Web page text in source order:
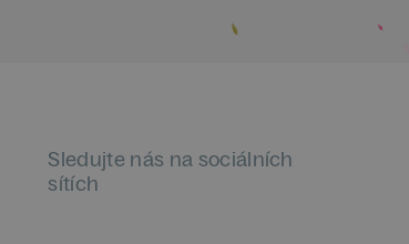
Sledujte nás na sociálních
sítích